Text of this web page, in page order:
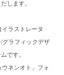
します。
ラストレータ
グラフィックデザ
です。
ウネンオト」フォ